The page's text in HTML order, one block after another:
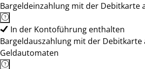
Bargeldeinzahlung mit der Debitkarte
In der Kontoführung enthalten
Bargeldauszahlung mit der Debitkarte
Geldautomaten